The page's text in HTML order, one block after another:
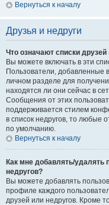
Вернуться к началу
Друзья и недруги
Что означают списки друзей
Вы можете включать в эти
Пользователи, добавленные
личном разделе для
находятся ли они сейчас в
Сообщения от этих
поддерживается стилем
в список недругов, то любые
по умолчанию.
Вернуться к началу
Как мне добавлять/удалять
недругов?
Вы можете добавлять
профиле каждого
друзей или недругов. Кроме